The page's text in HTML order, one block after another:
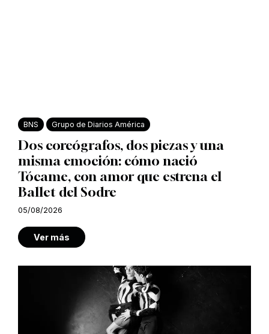
BNS Grupo de Diarios América
Dos coreógrafos, dos piezas y una
misma emoción: cómo nació
Tócame, con amor que estrena el
Ballet del Sodre
05/08/2026
Ver más